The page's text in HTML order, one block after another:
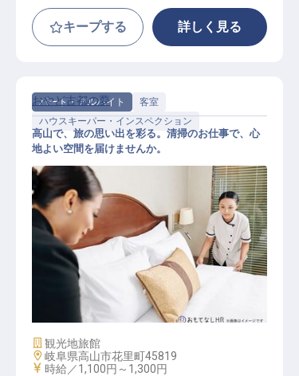
キープする 詳しく見る
パート・アルバイト
客室
ハウスキーパー・インスペクション
清掃員／掃除スタッフ【アルバイト
・パート】
おやど古都の夢
高山で、旅の思い出を彩る。清掃のお仕事で、心
地よい空間を届けませんか。
施設業態
観光地旅館
勤務地
岐阜県高山市花里町45819
給与
時給／1,100円～ 1,300円